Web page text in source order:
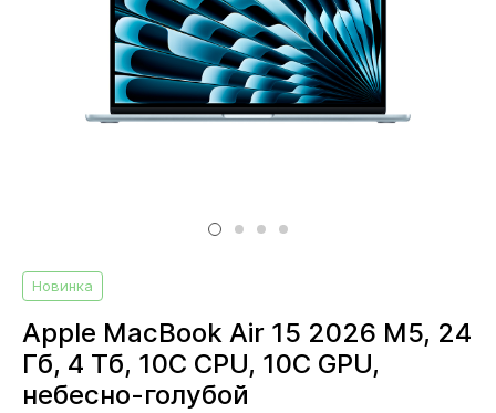
Новинка
Apple MacBook Air 15 2026 M5, 24
Гб, 4 Тб, 10C CPU, 10C GPU,
небесно-голубой